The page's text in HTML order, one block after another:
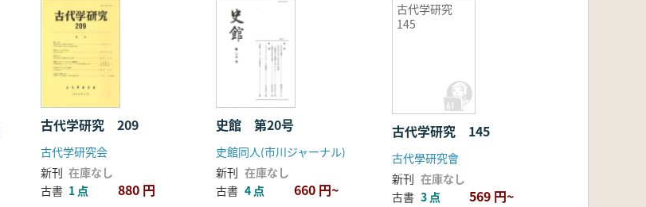
古代学研究 209
古代学研究会
新刊 在庫なし
古書 1 点 880 円
史館 第20号
史館同人(市川ジャーナル)
新刊 在庫なし
古書 4 点 660 円~
古代学研究
145
古代学研究 145
古代學研究會
新刊 在庫なし
古書 3 点 569 円~